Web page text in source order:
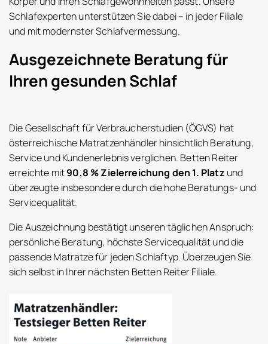
Schlafexperten unterstützen Sie dabei – in jeder Filiale
und mit modernster Schlafvermessung.
Ausgezeichnete Beratung für
Ihren gesunden Schlaf
Die Gesellschaft für Verbraucherstudien (ÖGVS) hat
österreichische Matratzenhändler hinsichtlich Beratung,
Service und Kundenerlebnis verglichen. Betten Reiter
erreichte mit90,8 % Zielerreichung den 1. Platz und
überzeugte insbesondere durch die hohe Beratungs- und
Servicequalität.
Die Auszeichnung bestätigt unseren täglichen Anspruch:
persönliche Beratung, höchste Servicequalität und die
passende Matratze für jeden Schlaftyp. Überzeugen Sie
sich selbst in Ihrer nächsten Betten Reiter Filiale.